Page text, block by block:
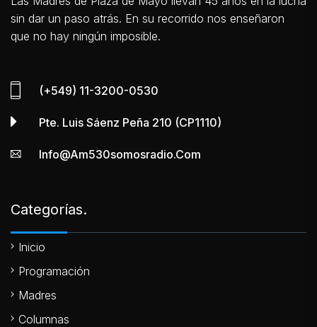
sin dar un paso atrás. En su recorrido nos enseñaron
que no hay ningún imposible.
(+549) 11-3200-0530
Pte. Luis Sáenz Peña 210 (CP1110)
Info@am530somosradio.com
Categorías.
Inicio
Programación
Madres
Columnas